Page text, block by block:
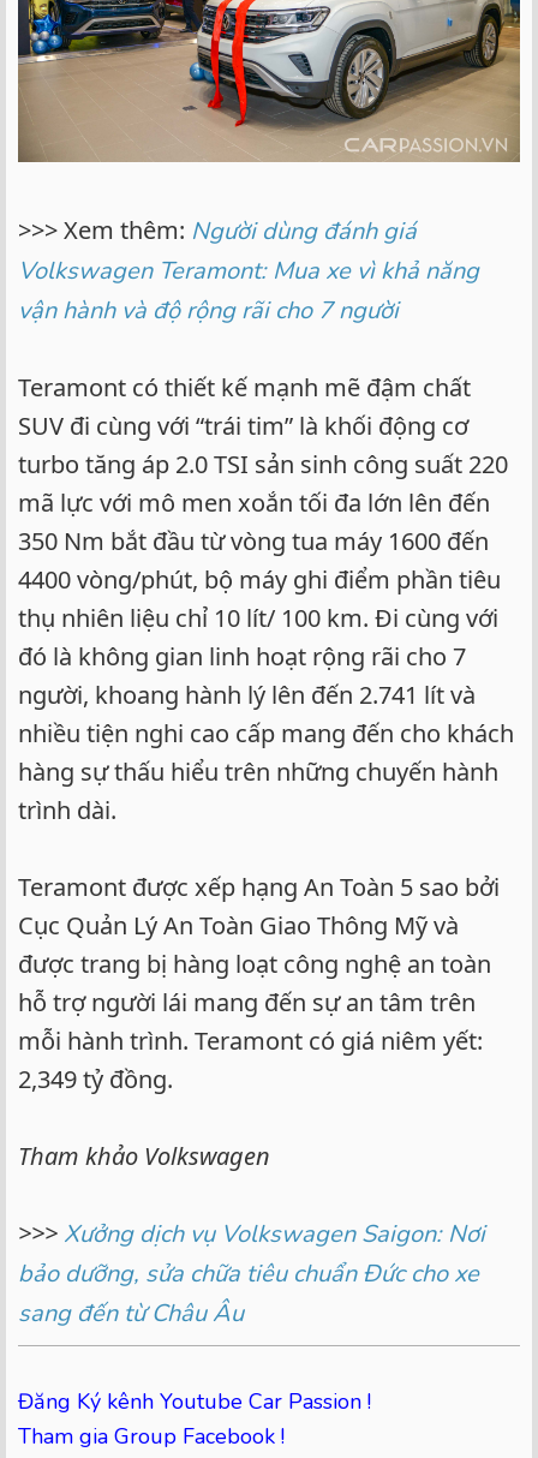
>>> Xem thêm: Người dùng đánh giá
Volkswagen Teramont: Mua xe vì khả năng
vận hành và độ rộng rãi cho 7 người
Teramont có thiết kế mạnh mẽ đậm chất
SUV đi cùng với “trái tim” là khối động cơ
turbo tăng áp 2.0 TSI sản sinh công suất 220
mã lực với mô men xoắn tối đa lớn lên đến
350 Nm bắt đầu từ vòng tua máy 1600 đến
4400 vòng/phút, bộ máy ghi điểm phần tiêu
thụ nhiên liệu chỉ 10 lít/ 100 km. Đi cùng với
đó là không gian linh hoạt rộng rãi cho 7
người, khoang hành lý lên đến 2.741 lít và
nhiều tiện nghi cao cấp mang đến cho khách
hàng sự thấu hiểu trên những chuyến hành
trình dài.
Teramont được xếp hạng An Toàn 5 sao bởi
Cục Quản Lý An Toàn Giao Thông Mỹ và
được trang bị hàng loạt công nghệ an toàn
hỗ trợ người lái mang đến sự an tâm trên
mỗi hành trình. Teramont có giá niêm yết:
2,349 tỷ đồng.
Tham khảo Volkswagen
>>> Xưởng dịch vụ Volkswagen Saigon: Nơi
bảo dưỡng, sửa chữa tiêu chuẩn Đức cho xe
sang đến từ Châu Âu
Đăng Ký kênh Youtube Car Passion !
Tham gia Group Facebook !